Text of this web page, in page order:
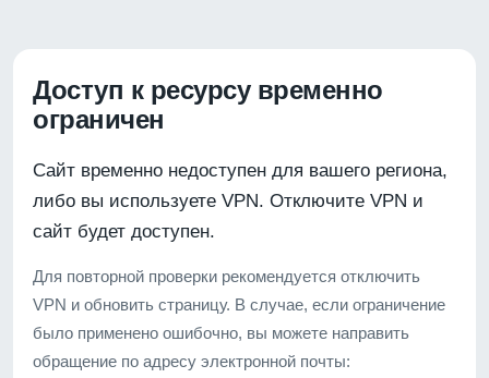
Доступ к ресурсу временно
ограничен
Сайт временно недоступен для вашего региона,
либо вы используете VPN. Отключите VPN и
сайт будет доступен.
Для повторной проверки рекомендуется отключить
VPN и обновить страницу. В случае, если ограничение
было применено ошибочно, вы можете направить
обращение по адресу электронной почты: